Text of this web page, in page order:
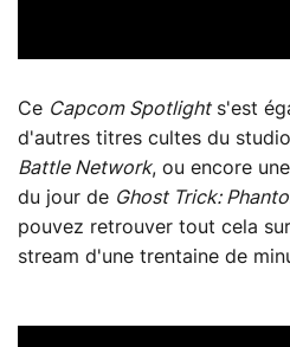
Ce Capcom Spotlights'est
d'autres titres cultes du
Battle Network, ou encore
du jour de Ghost Trick:
pouvez retrouver tout cela
stream d'une trentaine de